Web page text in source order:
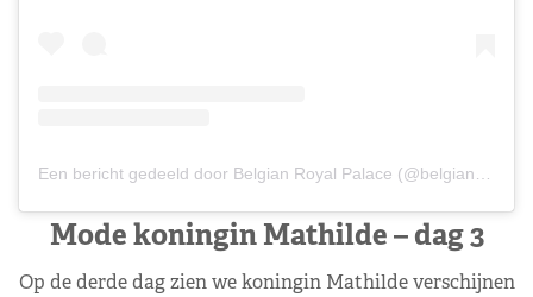
Mode koningin Mathilde – dag 3
Op de derde dag zien we koningin Mathilde verschijnen